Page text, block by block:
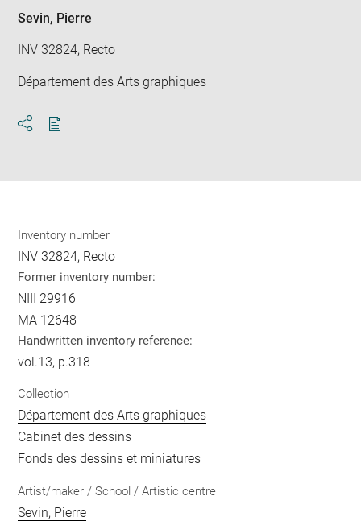
Sevin, Pierre
INV 32824, Recto
Département des Arts graphiques
Inventory number
INV 32824, Recto
Former inventory number:
NIII 29916
MA 12648
Handwritten inventory reference:
vol.13, p.318
Collection
Département des Arts graphiques
Cabinet des dessins
Fonds des dessins et miniatures
Artist/maker / School / Artistic centre
Sevin, Pierre